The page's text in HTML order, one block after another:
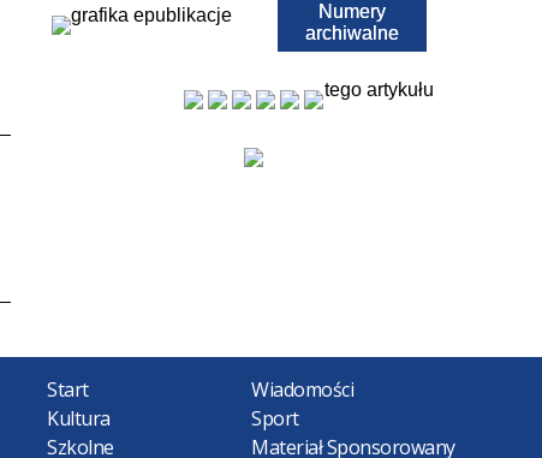
Pobierz PDF
tego artykułu
Numery
archiwalne
Start
Wiadomości
Kultura
Sport
Szkolne
Materiał Sponsorowany